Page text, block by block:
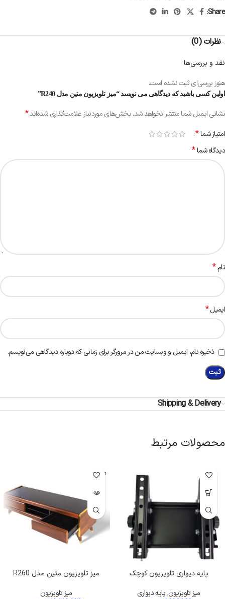
Share:
نظرات (0)
نقد و بررسی‌ها
هنوز بررسی‌ای ثبت نشده است.
اولین کسی باشید که دیدگاهی می نویسد “میز تلویزیون متین مدل R240”
نشانی ایمیل شما منتشر نخواهد شد.بخش‌های موردنیاز علامت‌گذاری شده‌اند*
امتیاز شما*
دیدگاه شما*
نام*
ایمیل*
ذخیره نام، ایمیل و وبسایت من در مرورگر برای زمانی که دوباره دیدگاهی می‌نویسم.
Shipping & Delivery
محصولات مرتبط
پایه دیواری تلویزیون کوچک
میز تلویزیون,پایه دیواری
تمام شده
میز تلویزیون متین مدل R260
میز تلویزیون